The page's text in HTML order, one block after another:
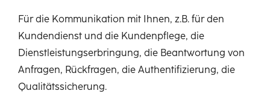
Für die Kommunikation mit Ihnen, z.B. für den
Kundendienst und die Kundenpflege, die
Dienstleistungserbringung, die Beantwortung von
Anfragen, Rückfragen, die Authentifizierung, die
Qualitätssicherung.